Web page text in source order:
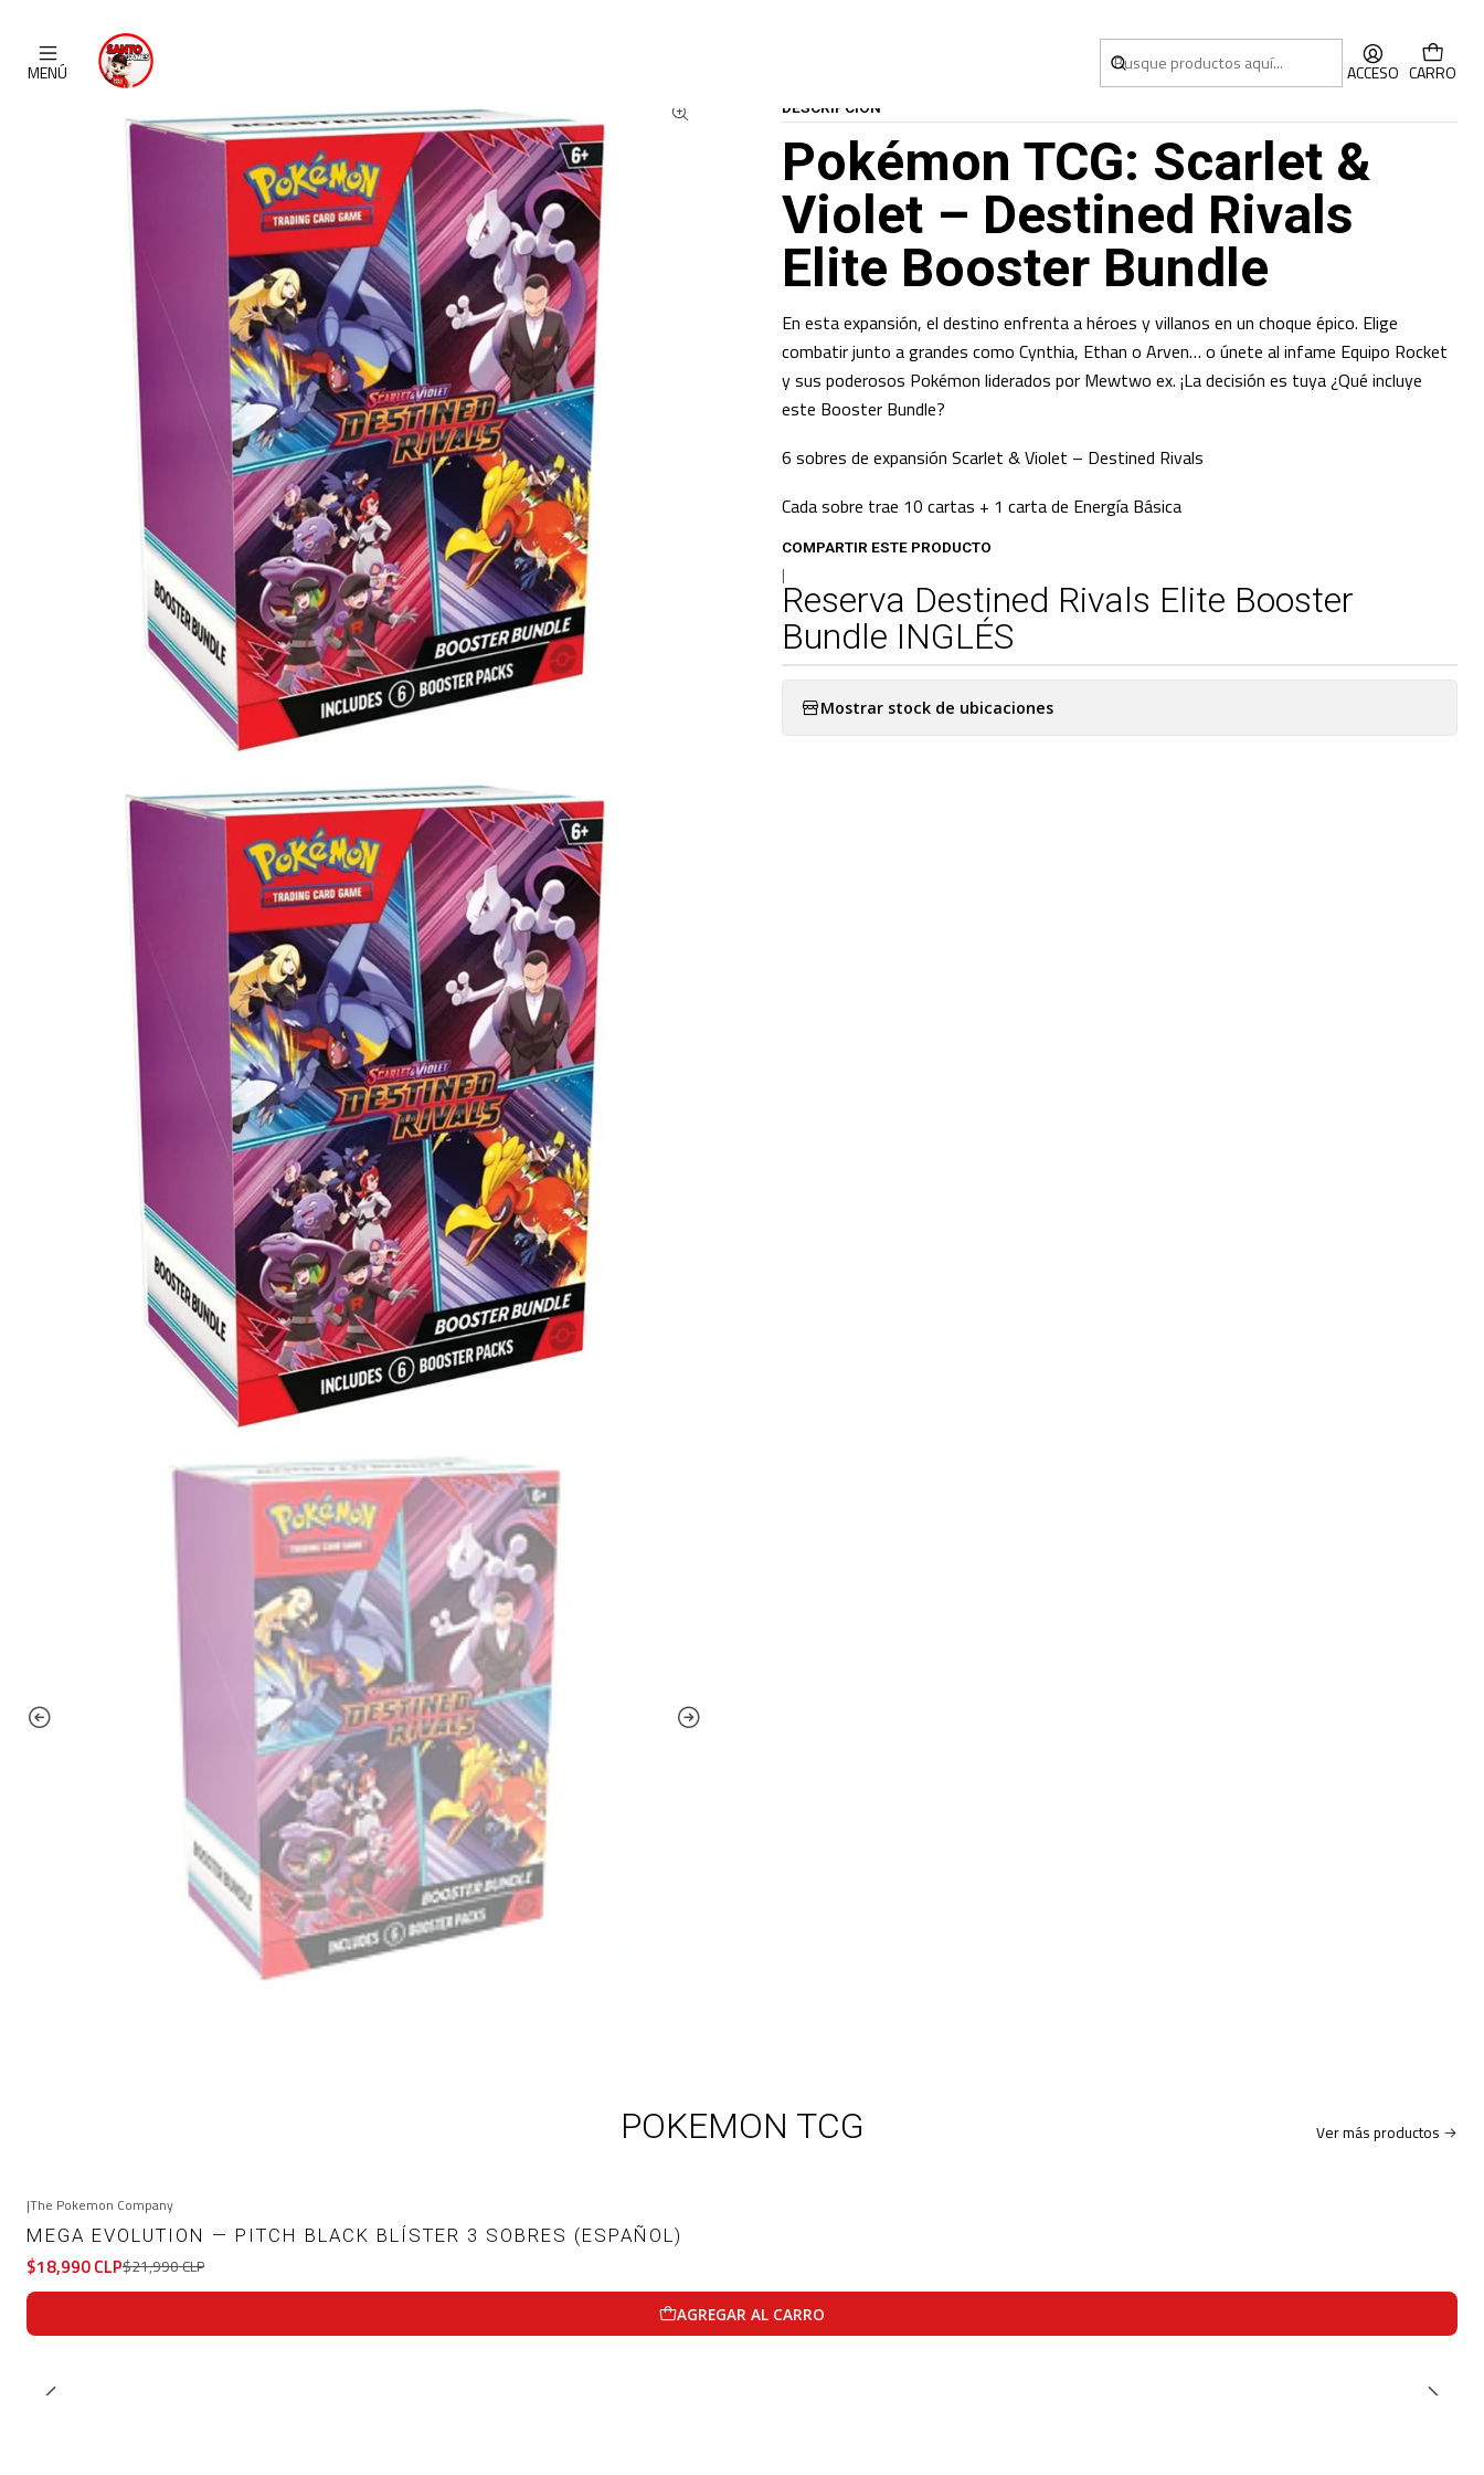
MENÚ ACCESO CARRO
DESCRIPCIÓN
Pokémon TCG: Scarlet &
Violet – Destined Rivals
Elite Booster Bundle
En esta expansión, el destino enfrenta a héroes y villanos en un choque épico. Elige
combatir junto a grandes como Cynthia, Ethan o Arven… o únete al infame Equipo Rocket
y sus poderosos Pokémon liderados por Mewtwo ex. ¡La decisión es tuya ¿Qué incluye
este Booster Bundle?
6 sobres de expansión Scarlet & Violet – Destined Rivals
Cada sobre trae 10 cartas + 1 carta de Energía Básica
COMPARTIR ESTE PRODUCTO
|
Reserva Destined Rivals Elite Booster
Bundle INGLÉS
Mostrar stock de ubicaciones
POKEMON TCG Ver más productos
|The Pokemon Company
MEGA EVOLUTION — PITCH BLACK BLÍSTER 3 SOBRES (ESPAÑOL)
$18,990 CLP$21,990 CLP
AGREGAR AL CARRO